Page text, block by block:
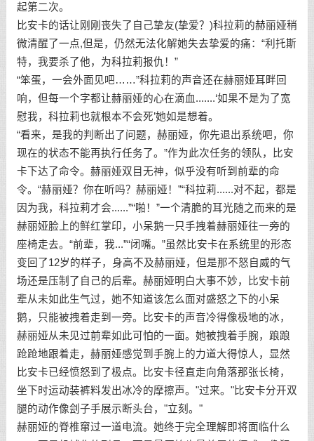
起第二次。
比安卡的话让刚刚丧失了自己挚友(挚爱？)科拉莉的赫丽娅稍
微清醒了一点,但是，仍然无法化解她失去挚爱的痛：“利托斯
特，我要杀了他，为科拉莉报仇！”
“笨蛋，一会外面见吧……”科拉莉的声音还在赫丽娅耳畔回
响，但每一个字都让赫丽娅的心在滴血.......‘如果不是为了宽
慰我，科拉莉也就根本不会死’她如是想着。
“看来，是我的判断出了问题，赫丽娅，你先退出系统吧，你
现在的状态不能再执行任务了。”作为此次任务的领队，比安
卡下达了命令。赫丽娅双目无神，似乎没有听到前辈的命
令。“赫丽娅？你在听吗？赫丽娅！”“科拉莉......对不起，都是
因为我，科拉莉才会......”“啪！”一个清脆的耳光随之而来的是
赫丽娅脸上的鲜红掌印，小呆鹅一只手拽着赫丽娅往一旁的
座椅走去。“前辈，我...”“闭嘴。”虽然比安卡在系统里的形态
变回了12岁的样子，身高不及赫丽娅，但是那不怒自威的气
场还是压制了自己的后辈。赫丽娅明白大事不妙，比安卡前
辈从未如此生气过，她不知道该怎么面对盛怒之下的小呆
鹅，只能被拽着走到一旁。比安卡的声音冷得像极地的冰，
赫丽娅从未见过前辈如此可怕的一面。她被拽着手腕，踉踉
跄跄地跟着走，赫丽娅感觉到手腕上的力道大得惊人，显然
比安卡已经愤怒到了极点。比安卡径直走向角落那张长椅，
坐下时运动装裤料发出冰冷的摩擦声。"过来。"比安卡分开双
腿的动作像刽子手展示断头台，"立刻。"
赫丽娅的脊椎窜过一道电流。她终于完全理解即将面临什么